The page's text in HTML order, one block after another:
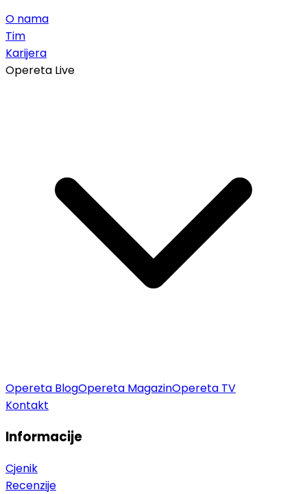
O nama
Tim
Karijera
Opereta Live
Opereta BlogOpereta MagazinOpereta TV
Kontakt
Informacije
Cjenik
Recenzije